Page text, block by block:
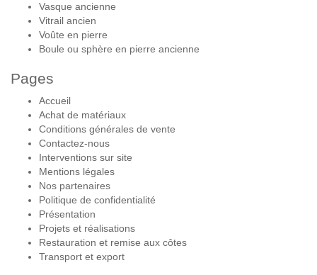
Vasque ancienne
Vitrail ancien
Voûte en pierre
Boule ou sphère en pierre ancienne
Pages
Accueil
Achat de matériaux
Conditions générales de vente
Contactez-nous
Interventions sur site
Mentions légales
Nos partenaires
Politique de confidentialité
Présentation
Projets et réalisations
Restauration et remise aux côtes
Transport et export